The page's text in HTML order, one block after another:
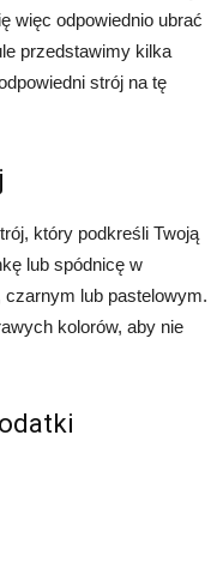
więc odpowiednio ubrać
przedstawimy kilka
strój na tę
który podkreśli Twoją
lub spódnicę w
lub pastelowym.
kolorów, aby nie